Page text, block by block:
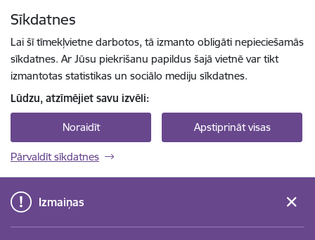
Sīkdatnes
Lai šī tīmekļvietne darbotos, tā izmanto obligāti nepieciešamās
sīkdatnes. Ar Jūsu piekrišanu papildus šajā vietnē var tikt
izmantotas statistikas un sociālo mediju sīkdatnes.
Lūdzu, atzīmējiet savu izvēli:
Noraidīt Apstiprināt visas
Pārvaldīt sīkdatnes
Izmaiņas